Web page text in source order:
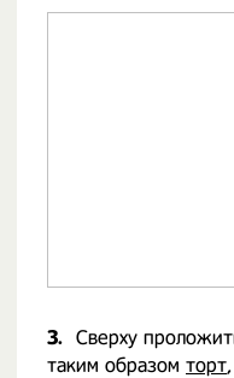
3. Сверху
таким образом торт